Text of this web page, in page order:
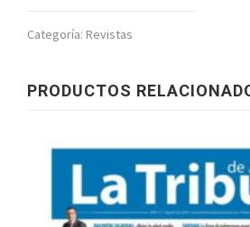
noviembre
cantidad
Categoría: Revistas
PRODUCTOS